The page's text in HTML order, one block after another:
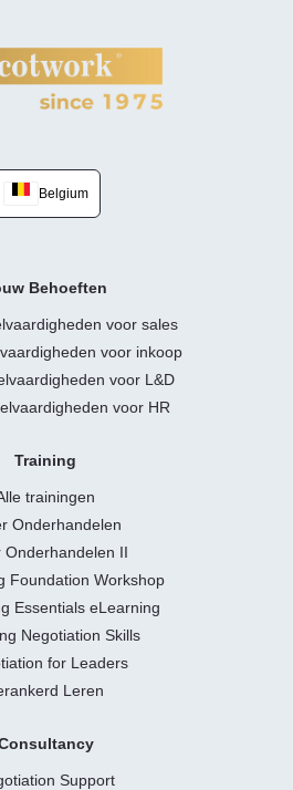
Belgium
Behoeften
voor sales
voor inkoop
voor L&D
voor HR
Training
trainingen
Onderhandelen
Onderhandelen II
Foundation Workshop
Essentials eLearning
Negotiation Skills
for Leaders
Leren
Support